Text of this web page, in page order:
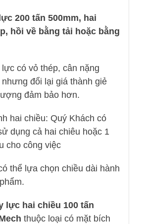
200 tấn 500mm, hai
hồi về bằng tải hoặc bằng
có vỏ thép, cân nặng
đổi lại giá thành giẻ
đảm bảo hơn.
hai chiều: Quý Khách có
dụng cả hai chiêu hoặc 1
cho công việc
thể lựa chọn chiều dài hành
lực hai chiều 100 tấn
thuộc loại có mặt bích